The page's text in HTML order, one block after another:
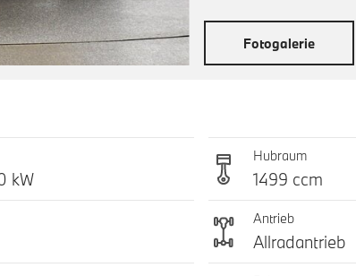
Fotogalerie
kW
Hubraum
1499 ccm
Antrieb
Allradantrieb